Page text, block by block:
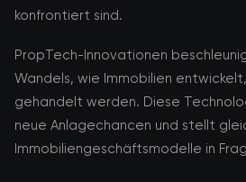
konfrontiert sind.
PropTech-Innovationen
Wandels, wie Immobilien
gehandelt werden. Diese
neue Anlagechancen und stellt
Immobiliengeschäftsmodelle in